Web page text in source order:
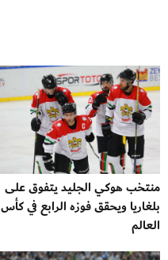
منتخب هوكي الجليد يتفوق على
بلغاريا ويحقق فوزه الرابع في كأس
العالم